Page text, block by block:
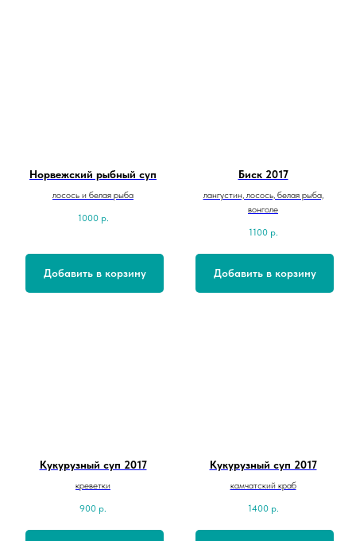
Норвежский рыбный суп
лосось и белая рыба
1000 р.
Добавить в корзину
Биск 2017
лангустин, лосось, белая рыба,
вонголе
1100 р.
Добавить в корзину
Кукурузный суп 2017
креветки
900 р.
Кукурузный суп 2017
камчатский краб
1400 р.